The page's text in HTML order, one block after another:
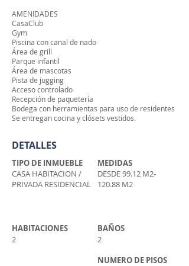
AMENIDADES
CasaClub
Gym
Piscina con canal de nado
Área de grill
Parque infantil
Área de mascotas
Pista de jugging
Acceso controlado
Recepción de paquetería
Bodega con herramientas para uso de residentes
Se entregan cocina y clósets vestidos.
DETALLES
TIPO DE INMUEBLE
CASA HABITACION /
PRIVADA RESIDENCIAL
MEDIDAS
DESDE 99.12 M2-
120.88 M2
HABITACIONES
2
BAÑOS
2
NUMERO DE PISOS